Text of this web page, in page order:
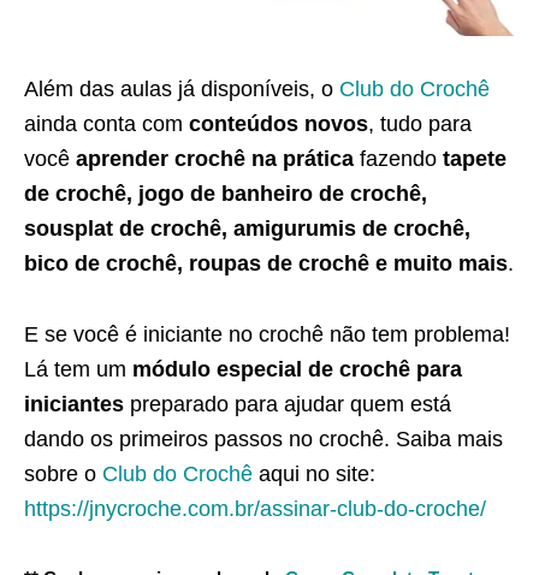
Além das aulas já disponíveis, o Club do Crochê
ainda conta com conteúdos novos, tudo para
você aprender crochê na prática fazendo tapete
de crochê, jogo de banheiro de crochê,
sousplat de crochê, amigurumis de crochê,
bico de crochê, roupas de crochê e muito mais.
E se você é iniciante no crochê não tem problema!
Lá tem um módulo especial de crochê para
iniciantes preparado para ajudar quem está
dando os primeiros passos no crochê. Saiba mais
sobre o Club do Crochê aqui no site:
https://jnycroche.com.br/assinar-club-do-croche/